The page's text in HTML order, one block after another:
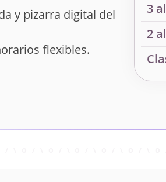
y pizarra digital del
flexibles.
3
2